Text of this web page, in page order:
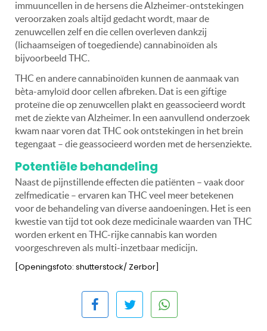
immuuncellen in de hersens die Alzheimer-ontstekingen
veroorzaken zoals altijd gedacht wordt, maar de
zenuwcellen zelf en die cellen overleven dankzij
(lichaamseigen of toegediende) cannabinoïden als
bijvoorbeeld THC.
THC en andere cannabinoïden kunnen de aanmaak van
bèta-amyloïd door cellen afbreken. Dat is een giftige
proteïne die op zenuwcellen plakt en geassocieerd wordt
met de ziekte van Alzheimer. In een aanvullend onderzoek
kwam naar voren dat THC ook ontstekingen in het brein
tegengaat – die geassocieerd worden met de hersenziekte.
Potentiële behandeling
Naast de pijnstillende effecten die patiënten – vaak door
zelfmedicatie – ervaren kan THC veel meer betekenen
voor de behandeling van diverse aandoeningen. Het is een
kwestie van tijd tot ook deze medicinale waarden van THC
worden erkent en THC-rijke cannabis kan worden
voorgeschreven als multi-inzetbaar medicijn.
[Openingsfoto: shutterstock/ Zerbor]